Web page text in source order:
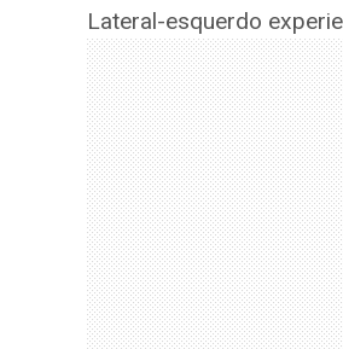
Lateral-esquerdo